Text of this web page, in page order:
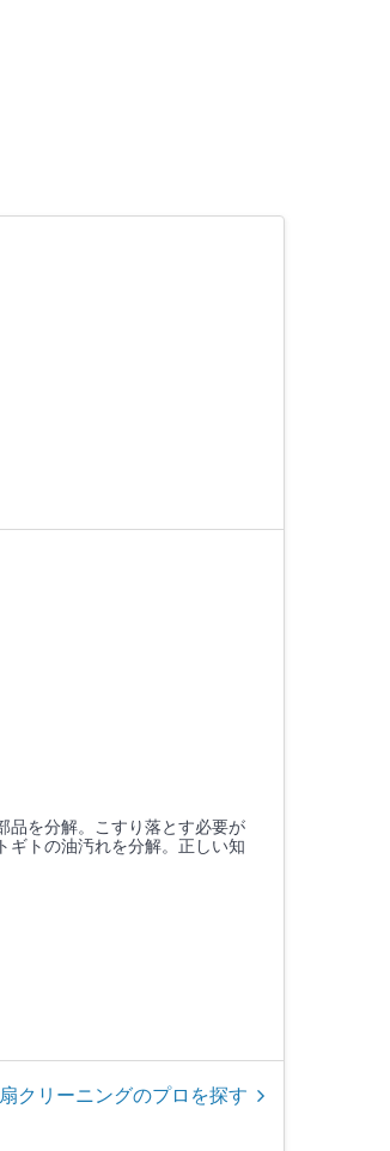
品を分解。こすり落とす必要が
ギトの油汚れを分解。正しい知
クリーニングのプロを探す